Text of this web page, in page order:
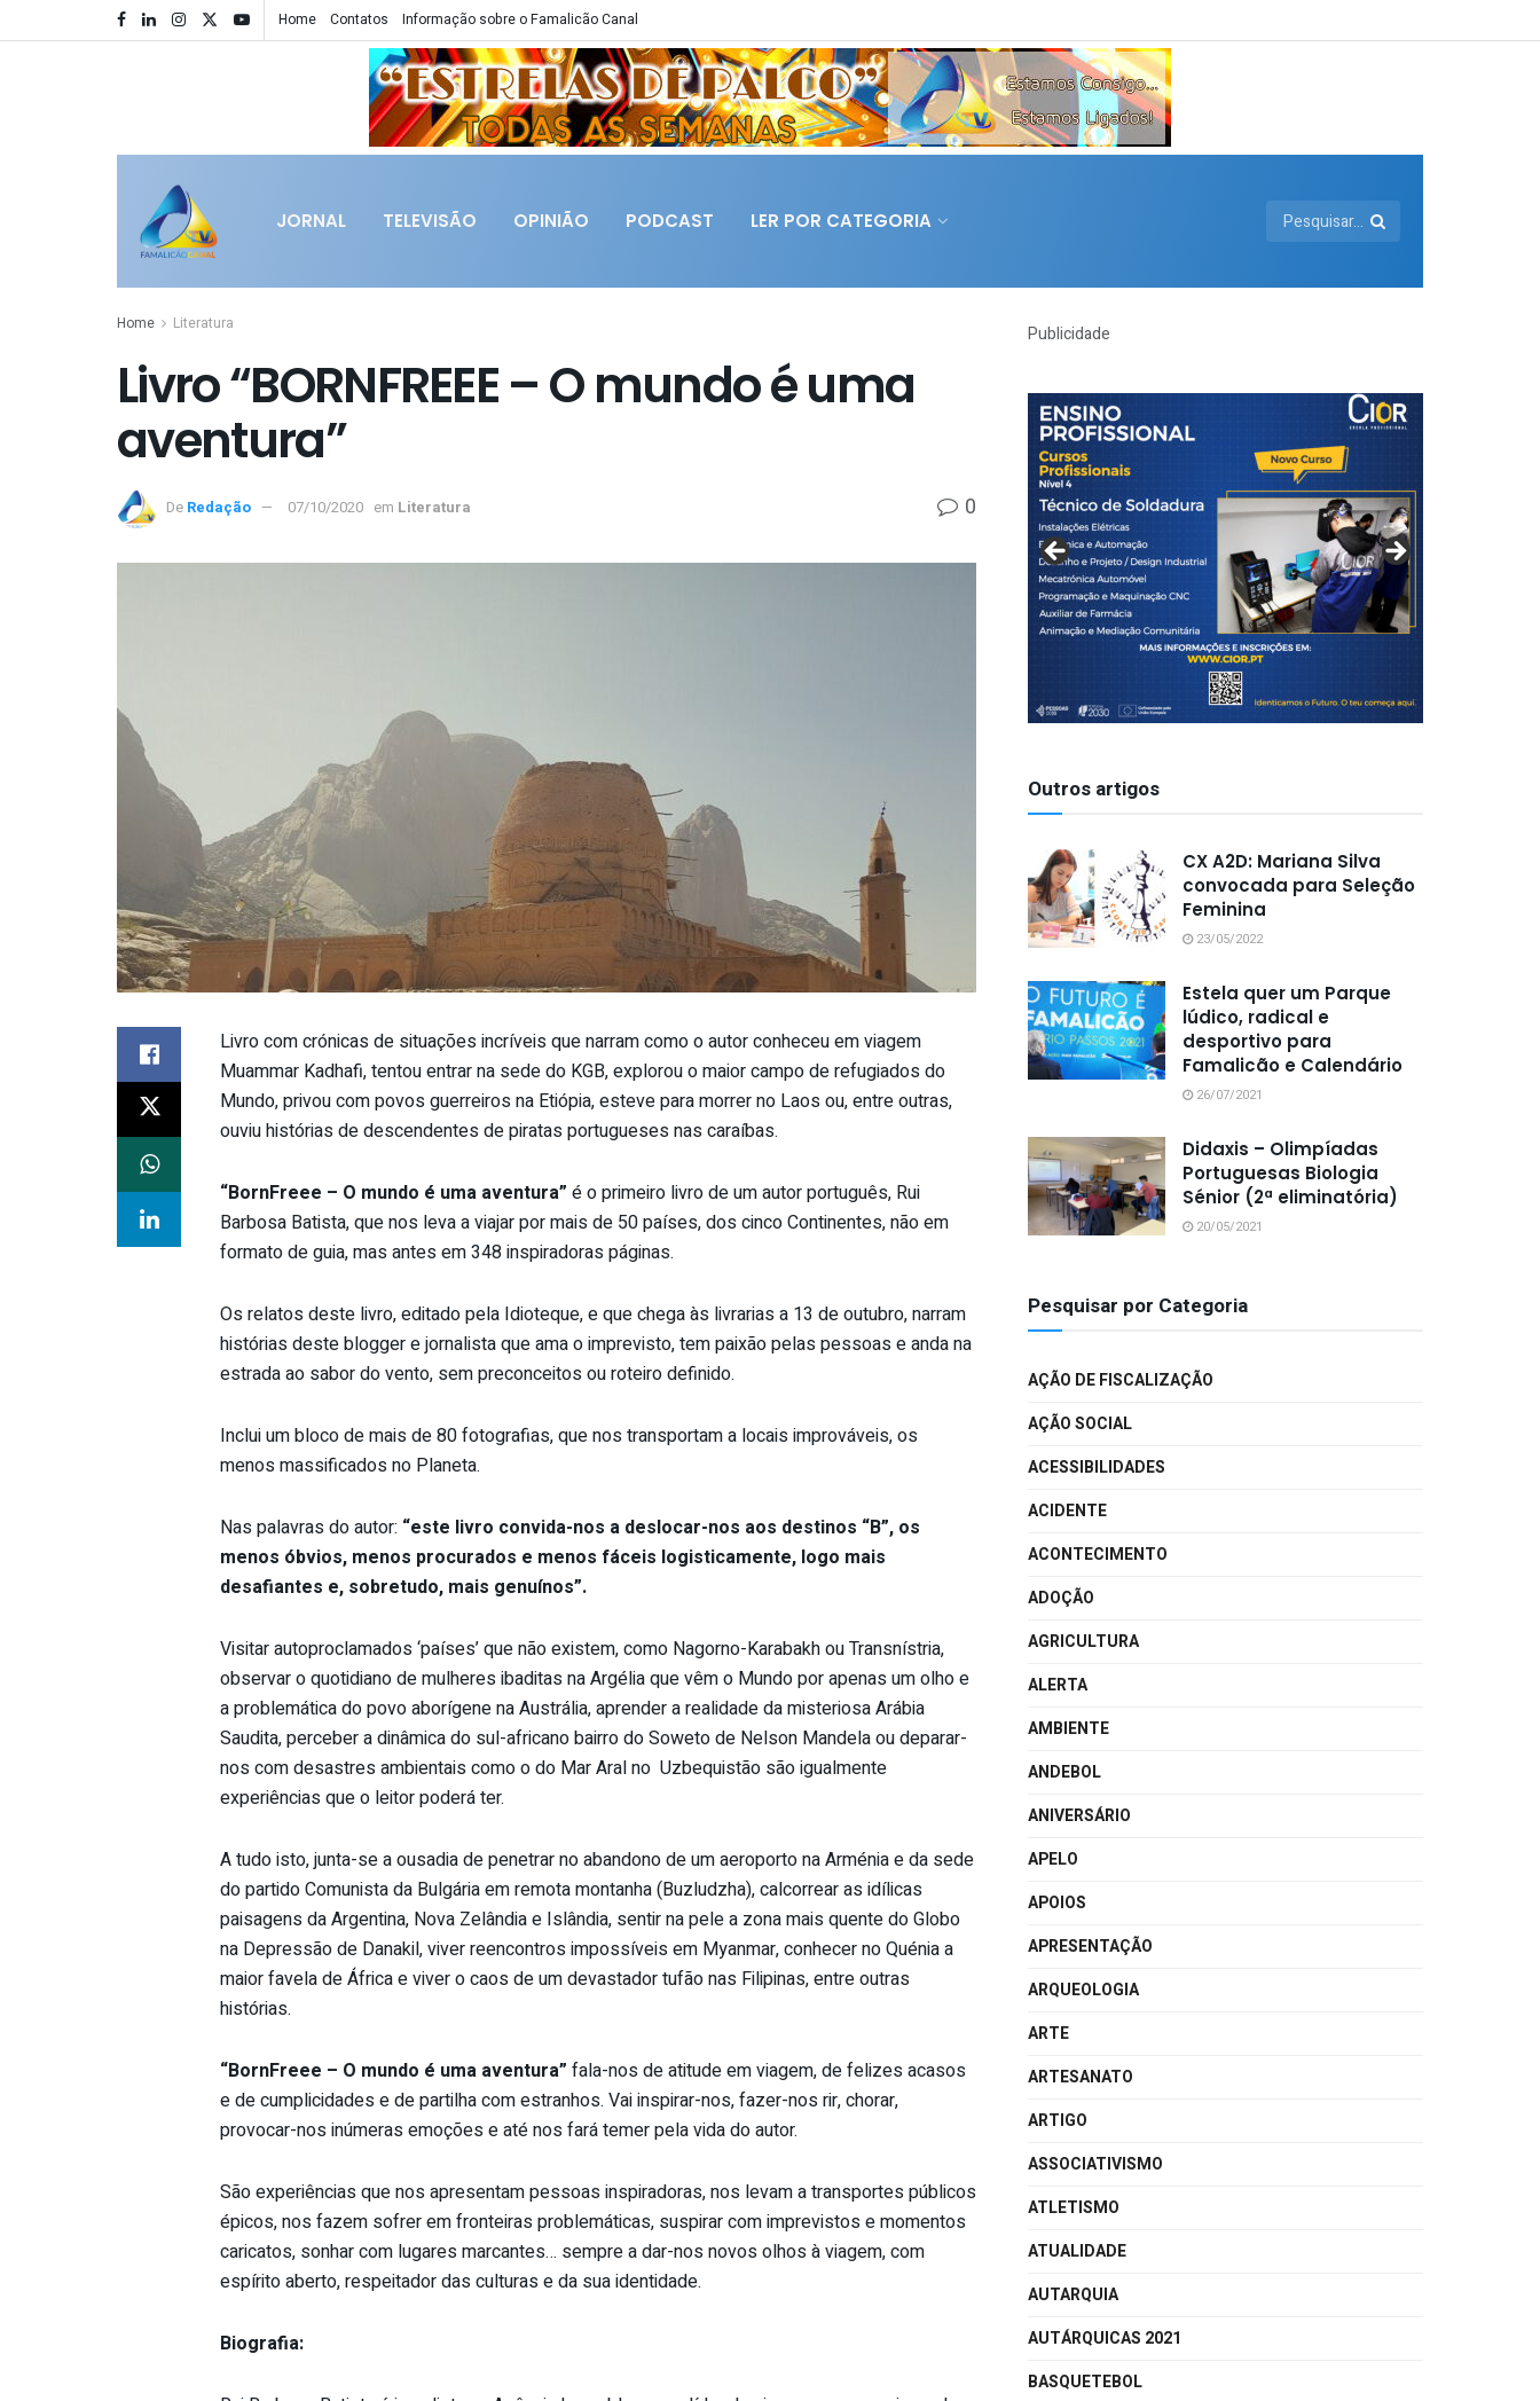
Home Contatos Informação sobre o Famalicão Canal
JORNAL TELEVISÃO OPINIÃO PODCAST LER POR CATEGORIA
Home Literatura
Livro “BORNFREEE – O mundo é uma
aventura”
De Redação 07/10/2020 em Literatura 0
Livro com crónicas de situações incríveis que narram como o autor conheceu em viagem
Muammar Kadhafi, tentou entrar na sede do KGB, explorou o maior campo de refugiados do
Mundo, privou com povos guerreiros na Etiópia, esteve para morrer no Laos ou, entre outras,
ouviu histórias de descendentes de piratas portugueses nas caraíbas.
“BornFreee – O mundo é uma aventura” é o primeiro livro de um autor português, Rui
Barbosa Batista, que nos leva a viajar por mais de 50 países, dos cinco Continentes, não em
formato de guia, mas antes em 348 inspiradoras páginas.
Os relatos deste livro, editado pela Idioteque, e que chega às livrarias a 13 de outubro, narram
histórias deste blogger e jornalista que ama o imprevisto, tem paixão pelas pessoas e anda na
estrada ao sabor do vento, sem preconceitos ou roteiro definido.
Inclui um bloco de mais de 80 fotografias, que nos transportam a locais improváveis, os
menos massificados no Planeta.
Nas palavras do autor: “este livro convida-nos a deslocar-nos aos destinos “B”, os
menos óbvios, menos procurados e menos fáceis logisticamente, logo mais
desafiantes e, sobretudo, mais genuínos”.
Visitar autoproclamados ‘países’ que não existem, como Nagorno-Karabakh ou Transnístria,
observar o quotidiano de mulheres ibaditas na Argélia que vêm o Mundo por apenas um olho e
a problemática do povo aborígene na Austrália, aprender a realidade da misteriosa Arábia
Saudita, perceber a dinâmica do sul-africano bairro do Soweto de Nelson Mandela ou deparar-
nos com desastres ambientais como o do Mar Aral no Uzbequistão são igualmente
experiências que o leitor poderá ter.
A tudo isto, junta-se a ousadia de penetrar no abandono de um aeroporto na Arménia e da sede
do partido Comunista da Bulgária em remota montanha (Buzludzha), calcorrear as idílicas
paisagens da Argentina, Nova Zelândia e Islândia, sentir na pele a zona mais quente do Globo
na Depressão de Danakil, viver reencontros impossíveis em Myanmar, conhecer no Quénia a
maior favela de África e viver o caos de um devastador tufão nas Filipinas, entre outras
histórias.
“BornFreee – O mundo é uma aventura” fala-nos de atitude em viagem, de felizes acasos
e de cumplicidades e de partilha com estranhos. Vai inspirar-nos, fazer-nos rir, chorar,
provocar-nos inúmeras emoções e até nos fará temer pela vida do autor.
São experiências que nos apresentam pessoas inspiradoras, nos levam a transportes públicos
épicos, nos fazem sofrer em fronteiras problemáticas, suspirar com imprevistos e momentos
caricatos, sonhar com lugares marcantes… sempre a dar-nos novos olhos à viagem, com
espírito aberto, respeitador das culturas e da sua identidade.
Biografia:
Publicidade
Outros artigos
CX A2D: Mariana Silva
convocada para Seleção
Feminina
23/05/2022
Estela quer um Parque
lúdico, radical e
desportivo para
Famalicão e Calendário
26/07/2021
Didaxis – Olimpíadas
Portuguesas Biologia
Sénior (2ª eliminatória)
20/05/2021
Pesquisar por Categoria
AÇÃO DE FISCALIZAÇÃO
AÇÃO SOCIAL
ACESSIBILIDADES
ACIDENTE
ACONTECIMENTO
ADOÇÃO
AGRICULTURA
ALERTA
AMBIENTE
ANDEBOL
ANIVERSÁRIO
APELO
APOIOS
APRESENTAÇÃO
ARQUEOLOGIA
ARTE
ARTESANATO
ARTIGO
ASSOCIATIVISMO
ATLETISMO
ATUALIDADE
AUTARQUIA
AUTÁRQUICAS 2021
BASQUETEBOL